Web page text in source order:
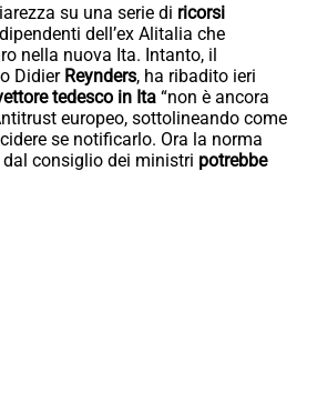
su una serie di ricorsi
dell’ex Alitalia che
nella nuova Ita. Intanto, il
Didier Reynders, ha ribadito ieri
tedesco in Ita “non è ancora
europeo, sottolineando come
se notificarlo. Ora la norma
consiglio dei ministri potrebbe